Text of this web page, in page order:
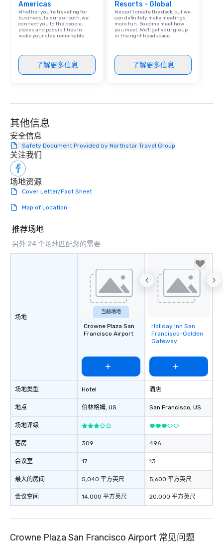
Elvis, The Beatles, U2, and Harry
Styles also recorded. He’s recorded
with Hans Zimmer’s first violinist, Dua
Lipa’s cellist, and frequently performs
He has released original music on
Spotify and has co-directed and
documentary “The Essential Church,”
which peaked at #1 in the Apple TV
Documentaries category. “Nothing
short of spectacular” - Valerie
Vandenberghe | The Vibe Agency
Inquire for other options as well (duo,
trio, sax, drummer, DJ, etc)
Americas
Whether you’re traveling for
business, leisure or both, we
connect you to the people,
places and possibilities to
make your stay remarkable.
了解更多信息
Resorts - Global
We can't create the deck, but we
can definitely make meetings
more fun. So come meet how
you meet. We'll get your group
in the right headspace.
了解更多信息
其他信息
安全信息
Safety Document Provided by Northstar Travel Group
关注我们
场地资源
Cover Letter/Fact Sheet
Map of Location
推荐场地
另外 24 个场地匹配您的需要
场地
场地类型
地点
场地评级
客房
会议室
最大的房间
会议空间
当前场地
Crowne Plaza San
Francisco Airport
Hotel
伯林格姆, US
309
17
5,040 平方英尺
14,000 平方英尺
Removed from
favorites
Holiday Inn San
Francisco-Golden
Gateway
酒店
San Francisco, US
496
13
5,600 平方英尺
20,000 平方英尺
Crowne Plaza San Francisco Airport 常见问题